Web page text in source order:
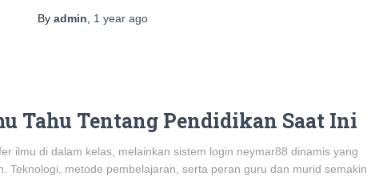
By admin 1 year ago
Tahu Tentang Pendidikan Saat Ini
ilmu di dalam kelas, melainkan sistem login neymar88 dinamis yang
Teknologi, metode pembelajaran, serta peran guru dan murid semakin